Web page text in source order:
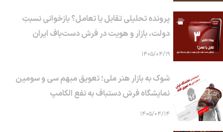
پرونده تحلیلی تقابل یا تعامل؟ بازخوانی نسبتِ
دولت، بازار و هویت در فرش دست‌باف ایران
۱۴۰۵/۰۴/۱۹
شوک به بازار هنر ملی؛ تعویق مبهم سی و سومین
نمایشگاه فرش دستباف به نفع الکامپ
۱۴۰۵/۰۴/۱۴